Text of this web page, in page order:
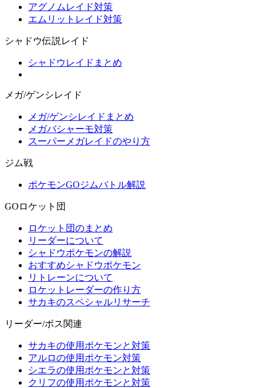
アグノムレイド対策
エムリットレイド対策
シャドウ伝説レイド
シャドウレイドまとめ
メガ/ゲンシレイド
メガ/ゲンシレイドまとめ
メガバシャーモ対策
スーパーメガレイドのやり方
ジム戦
ポケモンGOジムバトル解説
GOロケット団
ロケット団のまとめ
リーダーについて
シャドウポケモンの解説
おすすめシャドウポケモン
リトレーンについて
ロケットレーダーの作り方
サカキのスペシャルリサーチ
リーダー/ボス関連
サカキの使用ポケモンと対策
アルロの使用ポケモン対策
シエラの使用ポケモンと対策
クリフの使用ポケモンと対策